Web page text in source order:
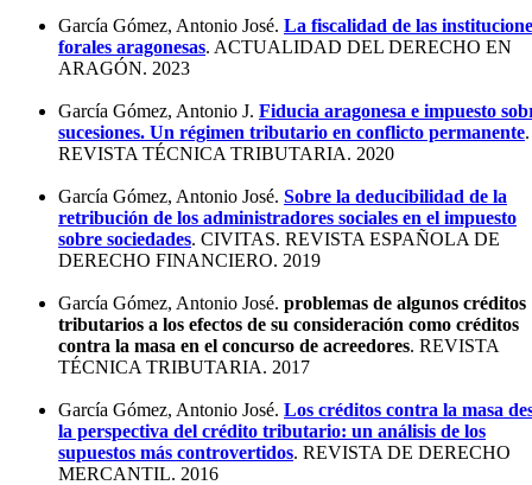
García Gómez, Antonio José. La fiscalidad de las
forales aragonesas. ACTUALIDAD DEL DERECHO EN
ARAGÓN. 2023
García Gómez, Antonio J. Fiducia aragonesa e impuesto
sucesiones. Un régimen tributario en conflicto permanente.
REVISTA TÉCNICA TRIBUTARIA. 2020
García Gómez, Antonio José. Sobre la deducibilidad de la
retribución de los administradores sociales en el impuesto
sobre sociedades. CIVITAS. REVISTA ESPAÑOLA DE
DERECHO FINANCIERO. 2019
García Gómez, Antonio José. problemas de algunos créditos
tributarios a los efectos de su consideración como créditos
contra la masa en el concurso de acreedores. REVISTA
TÉCNICA TRIBUTARIA. 2017
García Gómez, Antonio José. Los créditos contra la masa
la perspectiva del crédito tributario: un análisis de los
supuestos más controvertidos. REVISTA DE DERECHO
MERCANTIL. 2016